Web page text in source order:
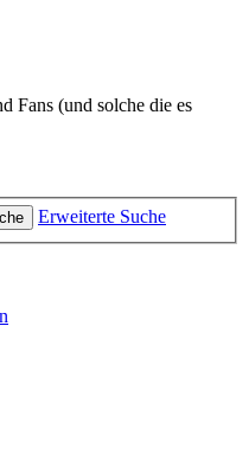
Fans (und solche die es
Erweiterte Suche